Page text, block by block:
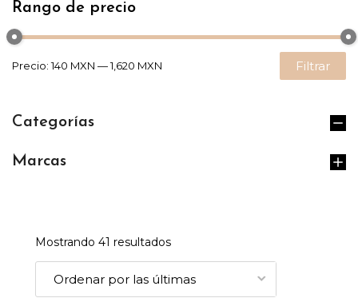
Rango de precio
Filtrar
Precio:140 MXN —1,620 MXN
Categorías
Marcas
Mostrando 41 resultados